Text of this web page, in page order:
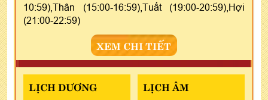
10:59),Thân (15:00-16:59),Tuất (19:00-20:59),Hợi
(21:00-22:59)
XEM CHI TIẾT
LỊCH DƯƠNG LỊCH ÂM